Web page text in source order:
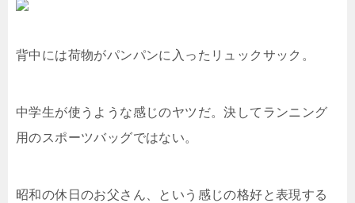
背中には荷物がパンパンに入ったリュックサック。
中学生が使うような感じのヤツだ。決してランニング
用のスポーツバッグではない。
昭和の休日のお父さん、という感じの格好と表現する